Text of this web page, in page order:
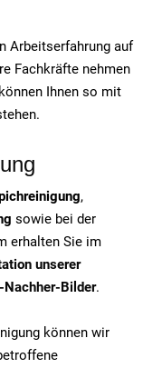
Arbeitserfahrung auf
Fachkräfte nehmen
Ihnen so mit
,
sowie bei der
erhalten Sie im
unserer
Nachher-Bilder.
können wir